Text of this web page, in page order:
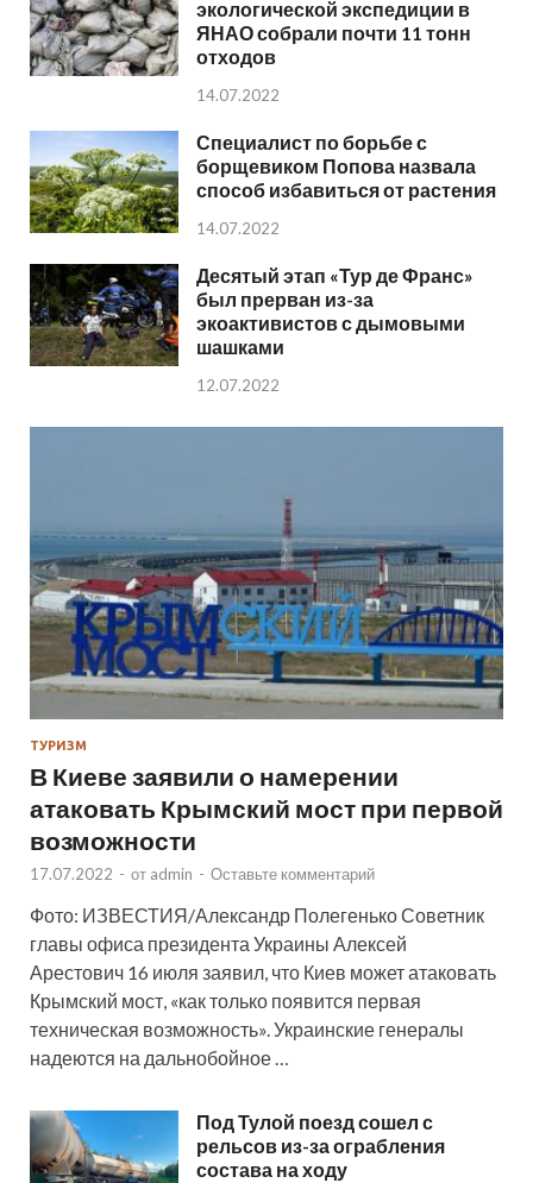
экологической экспедиции в
ЯНАО собрали почти 11 тонн
отходов
14.07.2022
Специалист по борьбе с
борщевиком Попова назвала
способ избавиться от растения
14.07.2022
Десятый этап «Тур де Франс»
был прерван из-за
экоактивистов с дымовыми
шашками
12.07.2022
ТУРИЗМ
В Киеве заявили о намерении
атаковать Крымский мост при первой
возможности
17.07.2022 - от admin - Оставьте комментарий
Фото: ИЗВЕСТИЯ/Александр Полегенько Советник
главы офиса президента Украины Алексей
Арестович 16 июля заявил, что Киев может атаковать
Крымский мост, «как только появится первая
техническая возможность». Украинские генералы
надеются на дальнобойное …
Под Тулой поезд сошел с
рельсов из-за ограбления
состава на ходу